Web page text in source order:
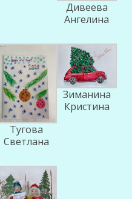
Дивеева
Ангелина
Тугова
Светлана
Зиманина
Кристина